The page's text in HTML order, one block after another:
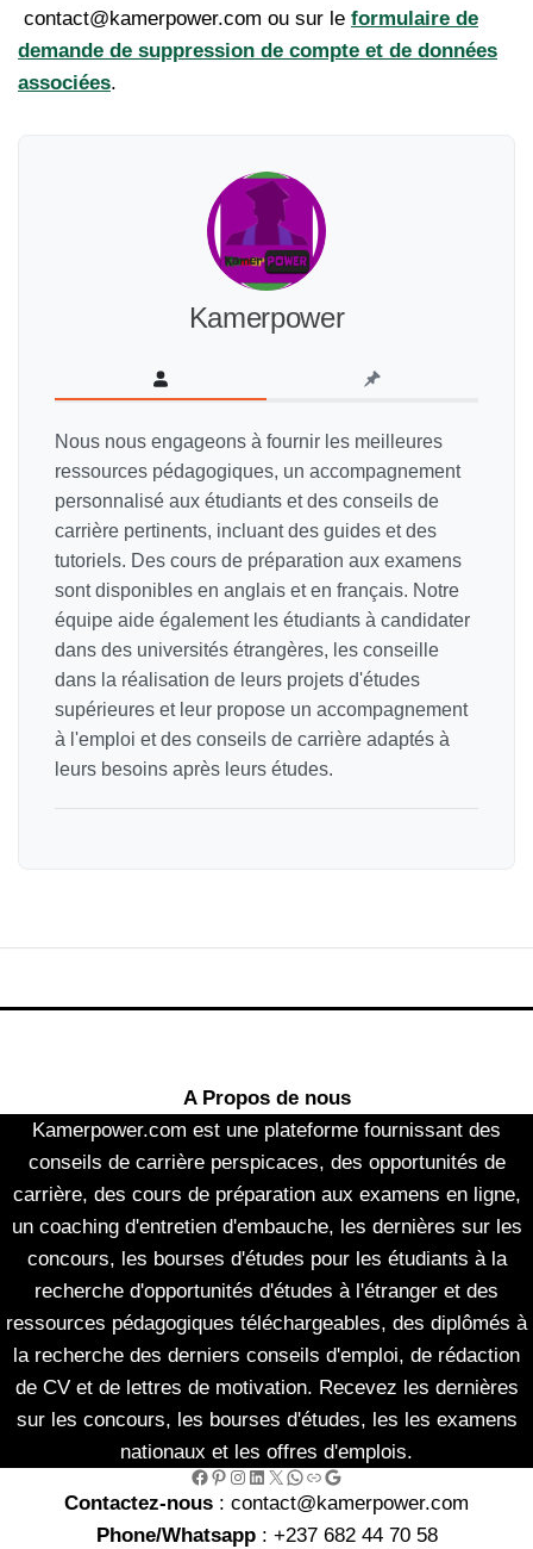
contact@kamerpower.com ou sur le formulaire de
demande de suppression de compte et de données
associées.
Kamerpower
Nous nous engageons à fournir les meilleures
ressources pédagogiques, un accompagnement
personnalisé aux étudiants et des conseils de
carrière pertinents, incluant des guides et des
tutoriels. Des cours de préparation aux examens
sont disponibles en anglais et en français. Notre
équipe aide également les étudiants à candidater
dans des universités étrangères, les conseille
dans la réalisation de leurs projets d'études
supérieures et leur propose un accompagnement
à l'emploi et des conseils de carrière adaptés à
leurs besoins après leurs études.
A Propos de nous
Kamerpower.com est une plateforme fournissant des
conseils de carrière perspicaces, des opportunités de
carrière, des cours de préparation aux examens en ligne,
un coaching d'entretien d'embauche, les dernières sur les
concours, les bourses d'études pour les étudiants à la
recherche d'opportunités d'études à l'étranger et des
ressources pédagogiques téléchargeables, des diplômés à
la recherche des derniers conseils d'emploi, de rédaction
de CV et de lettres de motivation. Recevez les dernières
sur les concours, les bourses d'études, les les examens
nationaux et les offres d'emplois.
Facebook Pinterest Instagram LinkedIn X WhatsApp Link Google
Contactez-nous : contact@kamerpower.com
Phone/Whatsapp: +237 682 44 70 58